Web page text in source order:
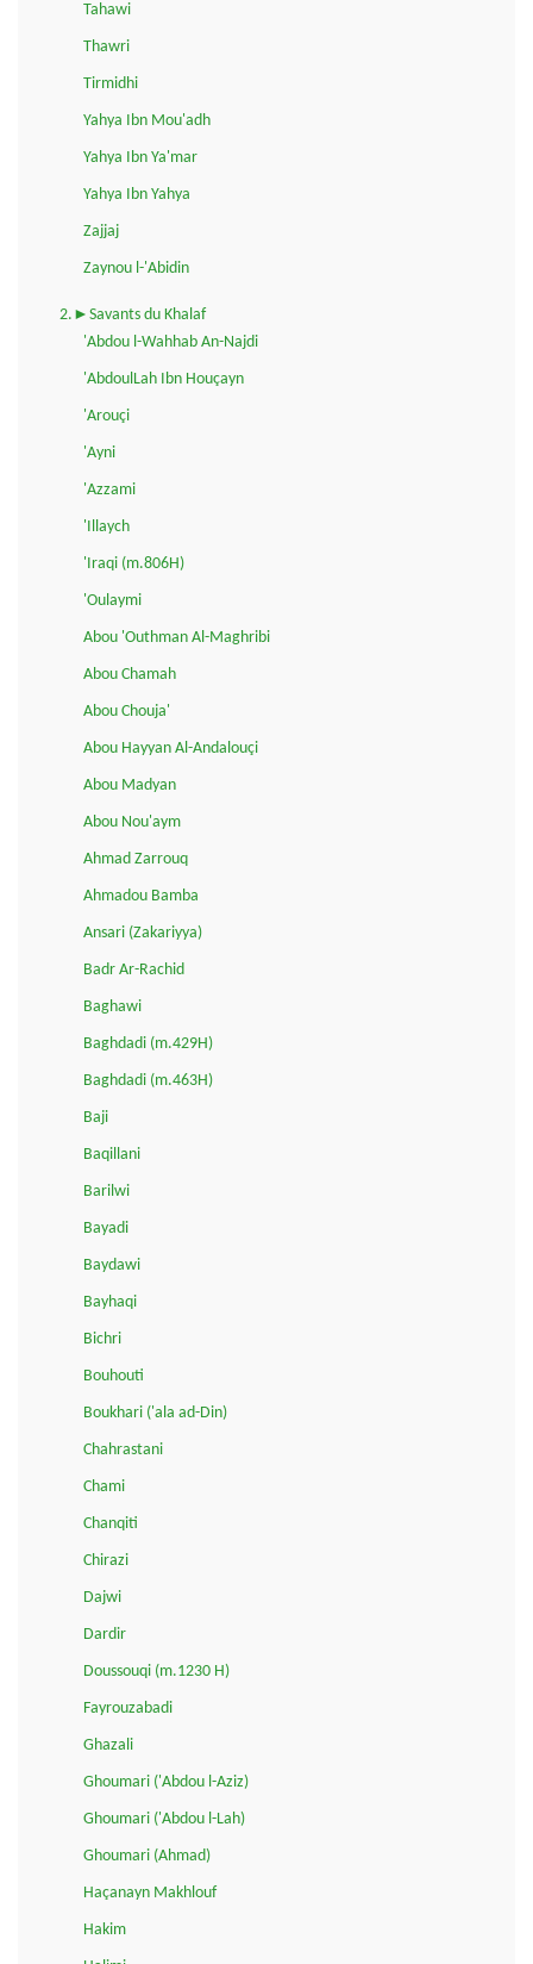
Tahawi
Thawri
Tirmidhi
Yahya Ibn Mou'adh
Yahya Ibn Ya'mar
Yahya Ibn Yahya
Zajjaj
Zaynou l-'Abidin
2.►Savants du Khalaf
'Abdou l-Wahhab An-Najdi
'AbdoulLah Ibn Houçayn
'Arouçi
'Ayni
'Azzami
'Illaych
'Iraqi (m.806H)
'Oulaymi
Abou 'Outhman Al-Maghribi
Abou Chamah
Abou Chouja'
Abou Hayyan Al-Andalouçi
Abou Madyan
Abou Nou'aym
Ahmad Zarrouq
Ahmadou Bamba
Ansari (Zakariyya)
Badr Ar-Rachid
Baghawi
Baghdadi (m.429H)
Baghdadi (m.463H)
Baji
Baqillani
Barilwi
Bayadi
Baydawi
Bayhaqi
Bichri
Bouhouti
Boukhari ('ala ad-Din)
Chahrastani
Chami
Chanqiti
Chirazi
Dajwi
Dardir
Doussouqi (m.1230 H)
Fayrouzabadi
Ghazali
Ghoumari ('Abdou l-Aziz)
Ghoumari ('Abdou l-Lah)
Ghoumari (Ahmad)
Haçanayn Makhlouf
Hakim